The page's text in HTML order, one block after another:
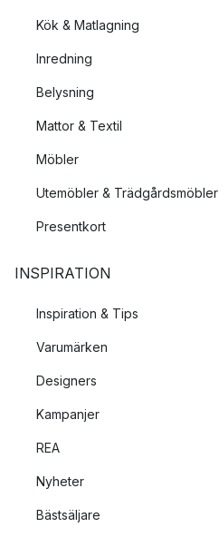
Kök & Matlagning
Inredning
Belysning
Mattor & Textil
Möbler
Utemöbler & Trädgårdsmöbler
Presentkort
INSPIRATION
Inspiration & Tips
Varumärken
Designers
Kampanjer
REA
Nyheter
Bästsäljare